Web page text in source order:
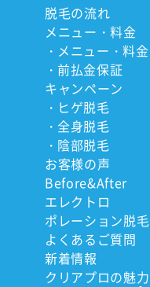
脱毛の流れ
メニュー・料金
メニュー・料金
前払金保証
キャンペーン
ヒゲ脱毛
全身脱毛
陰部脱毛
お客様の声
Before&After
エレクトロ
ポレーション脱毛
よくあるご質問
新着情報
クリアプロの魅力